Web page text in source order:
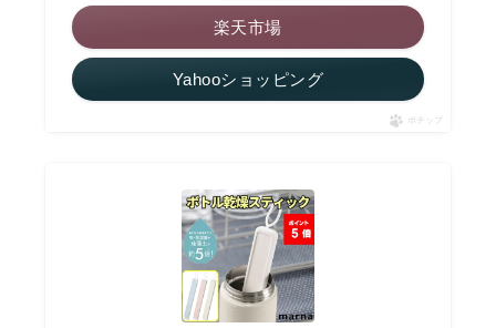
楽天市場
Yahooショッピング
ポチップ